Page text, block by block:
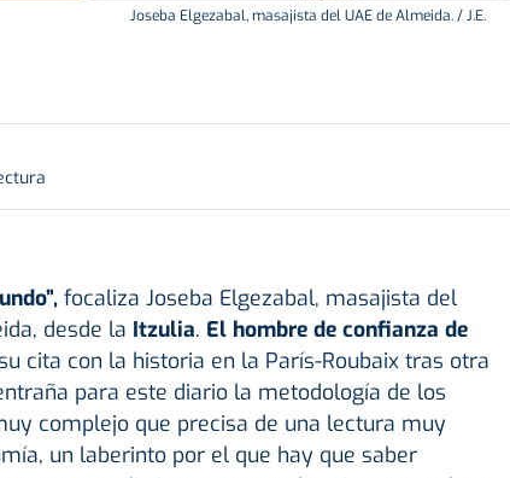
Joseba Elgezabal, masajista del UAE de Almeida. / J.E.
focaliza Joseba Elgezabal, masajista del
desde la Itzulia. El hombre de confianza de
cita con la historia en la París-Roubaix tras otra
para este diario la metodología de los
complejo que precisa de una lectura muy
un laberinto por el que hay que saber